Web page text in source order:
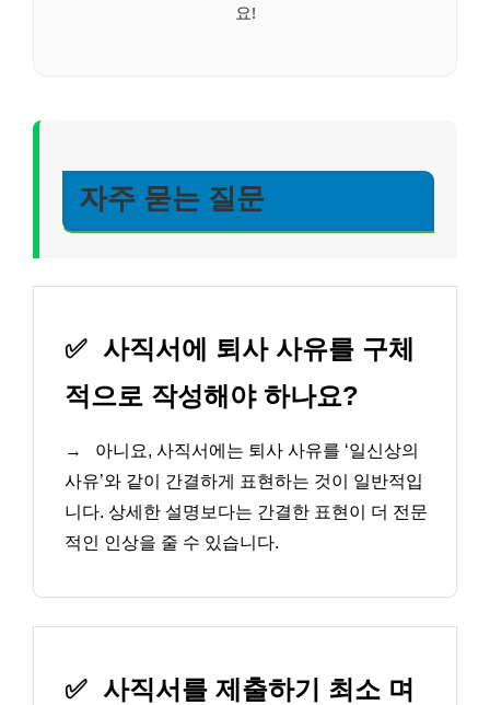
요!
자주 묻는 질문
✅ 사직서에 퇴사 사유를 구체
적으로 작성해야 하나요?
→
아니요, 사직서에는 퇴사 사유를 ‘일신상의
사유’와 같이 간결하게 표현하는 것이 일반적입
니다. 상세한 설명보다는 간결한 표현이 더 전문
적인 인상을 줄 수 있습니다.
✅ 사직서를 제출하기 최소 며